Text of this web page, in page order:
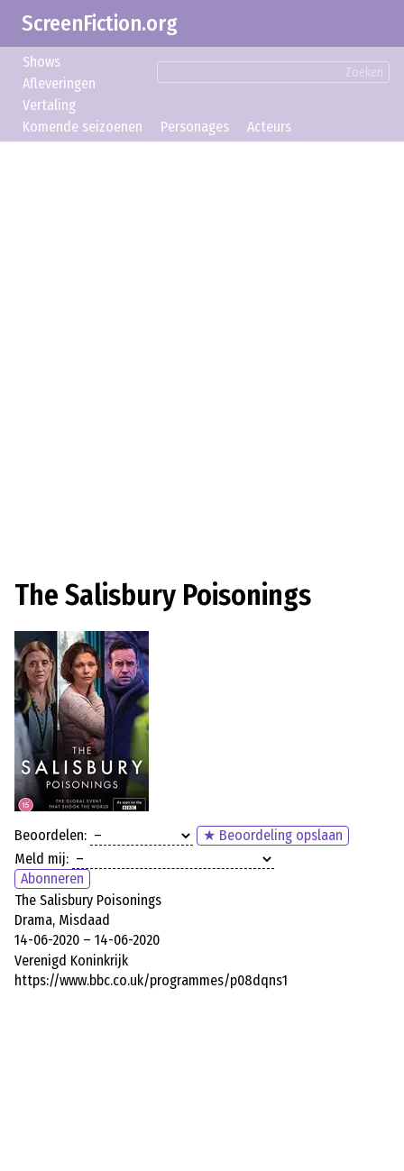
ScreenFiction.org
Zoeken
Shows
Afleveringen
Vertaling
Komende seizoenen
Personages Acteurs
The Salisbury Poisonings
Beoordelen:
★ Beoordeling opslaan
Meld mij:
Abonneren
The Salisbury Poisonings
Drama, Misdaad
14-06-2020 – 14-06-2020
Verenigd Koninkrijk
https://www.bbc.co.uk/programmes/p08dqns1